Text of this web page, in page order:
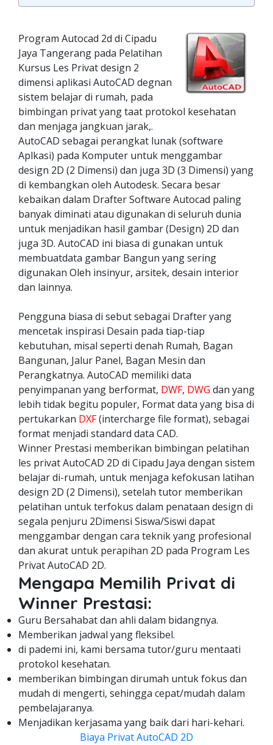
Program Autocad 2d di Cipadu
Jaya Tangerang pada Pelatihan
Kursus Les Privat design 2
dimensi aplikasi AutoCAD degnan
sistem belajar di rumah, pada
bimbingan privat yang taat protokol kesehatan
dan menjaga jangkuan jarak,.
AutoCAD sebagai perangkat lunak (software
Aplkasi) pada Komputer untuk menggambar
design 2D (2 Dimensi) dan juga 3D (3 Dimensi) yang
di kembangkan oleh Autodesk. Secara besar
kebaikan dalam Drafter Software Autocad paling
banyak diminati atau digunakan di seluruh dunia
untuk menjadikan hasil gambar (Design) 2D dan
juga 3D. AutoCAD ini biasa di gunakan untuk
membuatdata gambar Bangun yang sering
digunakan Oleh insinyur, arsitek, desain interior
dan lainnya.
Pengguna biasa di sebut sebagai Drafter yang
mencetak inspirasi Desain pada tiap-tiap
kebutuhan, misal seperti denah Rumah, Bagan
Bangunan, Jalur Panel, Bagan Mesin dan
Perangkatnya. AutoCAD memiliki data
penyimpanan yang berformat, DWF, DWG dan yang
lebih tidak begitu populer, Format data yang bisa di
pertukarkan DXF(intercharge file format), sebagai
format menjadi standard data CAD.
Winner Prestasi memberikan bimbingan pelatihan
les privat AutoCAD 2D di Cipadu Jaya dengan sistem
belajar di-rumah, untuk menjaga kefokusan latihan
design 2D (2 Dimensi), setelah tutor memberikan
pelatihan untuk terfokus dalam penataan design di
segala penjuru 2Dimensi Siswa/Siswi dapat
menggambar dengan cara teknik yang profesional
dan akurat untuk perapihan 2D pada Program Les
Privat AutoCAD 2D.
Mengapa Memilih Privat di
Winner Prestasi:
Guru Bersahabat dan ahli dalam bidangnya.
Memberikan jadwal yang fleksibel.
di pademi ini, kami bersama tutor/guru mentaati
protokol kesehatan.
memberikan bimbingan dirumah untuk fokus dan
mudah di mengerti, sehingga cepat/mudah dalam
pembelajaranya.
Menjadikan kerjasama yang baik dari hari-kehari.
Biaya Privat AutoCAD 2D